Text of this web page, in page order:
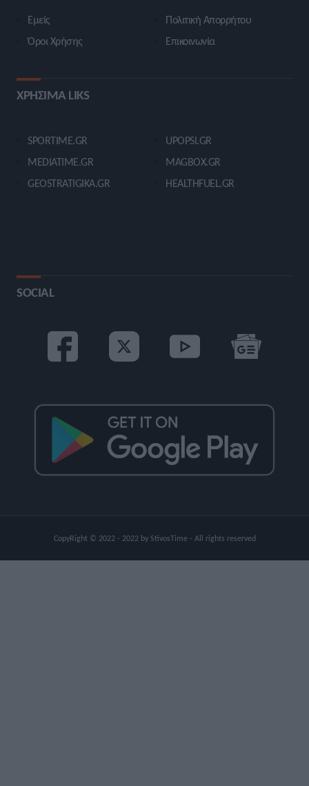
Εμείς
Όροι Χρήσης
Πολιτική Απορρήτου
Επικοινωνία
ΧΡΗΣΙΜΑ LIKS
SPORTIME.GR
MEDIATIME.GR
GEOSTRATIGIKA.GR
UPOPSI.GR
MAGBOX.GR
HEALTHFUEL.GR
SOCIAL
CopyRight © 2022 - 2022 by StivosTime - All rights reserved